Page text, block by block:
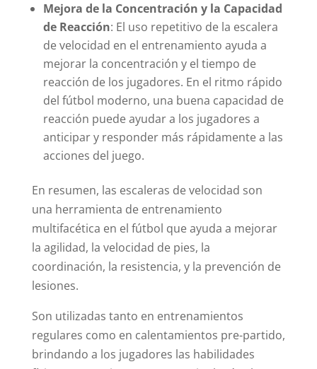
Mejora de la Concentración y la Capacidad
de Reacción: El uso repetitivo de la escalera
de velocidad en el entrenamiento ayuda a
mejorar la concentración y el tiempo de
reacción de los jugadores. En el ritmo rápido
del fútbol moderno, una buena capacidad de
reacción puede ayudar a los jugadores a
anticipar y responder más rápidamente a las
acciones del juego.
En resumen, las escaleras de velocidad son
una herramienta de entrenamiento
multifacética en el fútbol que ayuda a mejorar
la agilidad, la velocidad de pies, la
coordinación, la resistencia, y la prevención de
lesiones.
Son utilizadas tanto en entrenamientos
regulares como en calentamientos pre-partido,
brindando a los jugadores las habilidades